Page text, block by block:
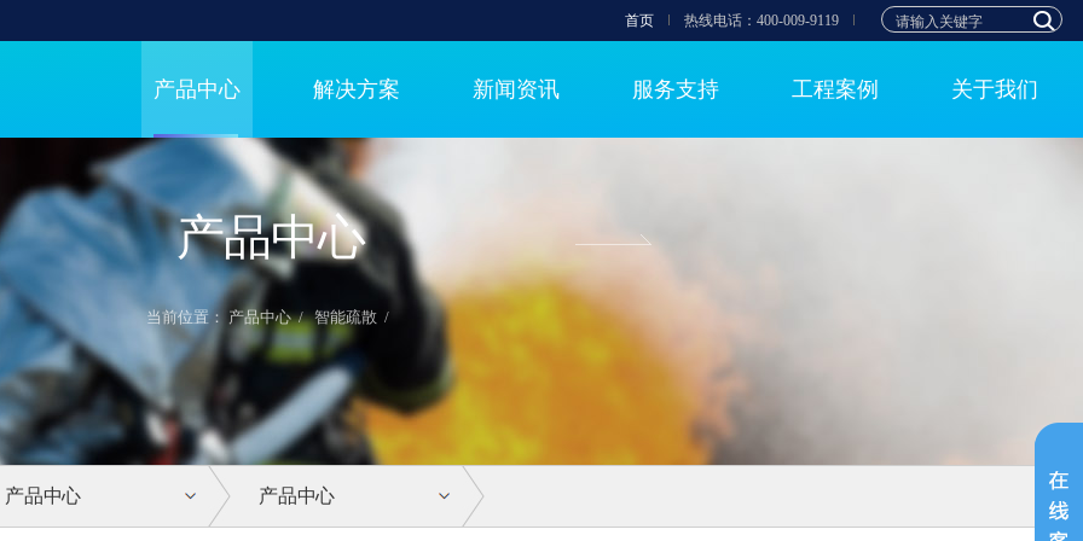
首页 热线电话：400-009-9119
产品中心 解决方案 新闻资讯 服务支持 工程案例 关于我们
产品中心
当前位置： 产品中心/智能疏散/
产品中心 产品中心